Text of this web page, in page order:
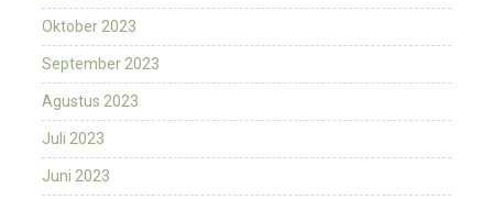
Oktober 2023
September 2023
Agustus 2023
Juli 2023
Juni 2023